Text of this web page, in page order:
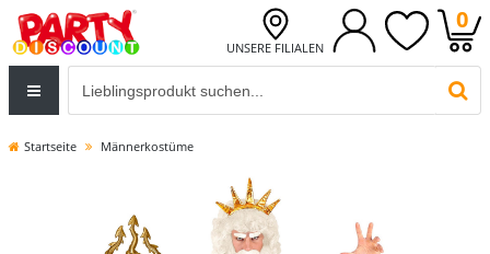
UNSERE FILIALEN
0
Startseite Männerkostüme